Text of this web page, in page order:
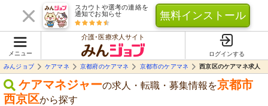
スカウトや選考の連絡を
通知でお知らせ
無料インストール
メニュー
介護･医療求人サイト
ログインする
みんジョブ
ケアマネ 京都府のケアマネ 京都市のケアマネ 西京区のケアマネ求人
ケアマネジャーの求人・転職・募集情報を京都市
西京区から探す